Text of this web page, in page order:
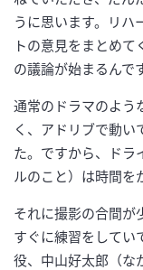
うに思います。リハ
トの意見をまとめ
の議論が始まるんです
通常のドラマのよう
く、アドリブで動い
た。ですから、ド
ルのこと）は時間を
それに撮影の合間が
すぐに練習をしてい
役、中山好太郎（な